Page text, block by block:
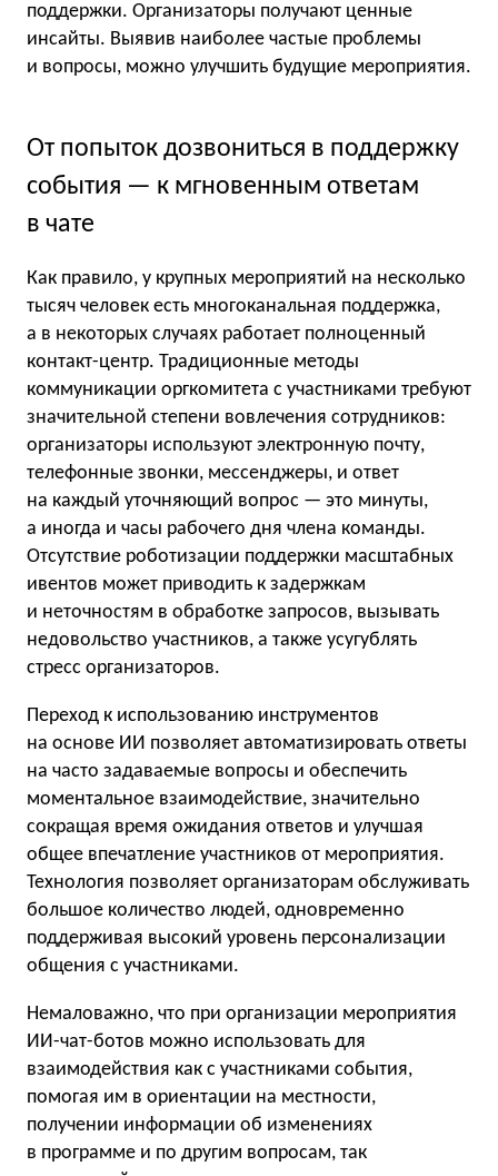
поддержки. Организаторы получают ценные
инсайты. Выявив наиболее частые проблемы
и вопросы, можно улучшить будущие мероприятия.
От попыток дозвониться в поддержку
события — к мгновенным ответам
в чате
Как правило, у крупных мероприятий на несколько
тысяч человек есть многоканальная поддержка,
а в некоторых случаях работает полноценный
контакт-центр. Традиционные методы
коммуникации оргкомитета с участниками требуют
значительной степени вовлечения сотрудников:
организаторы используют электронную почту,
телефонные звонки, мессенджеры, и ответ
на каждый уточняющий вопрос — это минуты,
а иногда и часы рабочего дня члена команды.
Отсутствие роботизации поддержки масштабных
ивентов может приводить к задержкам
и неточностям в обработке запросов, вызывать
недовольство участников, а также усугублять
стресс организаторов.
Переход к использованию инструментов
на основе ИИ позволяет автоматизировать ответы
на часто задаваемые вопросы и обеспечить
моментальное взаимодействие, значительно
сокращая время ожидания ответов и улучшая
общее впечатление участников от мероприятия.
Технология позволяет организаторам обслуживать
большое количество людей, одновременно
поддерживая высокий уровень персонализации
общения с участниками.
Немаловажно, что при организации мероприятия
ИИ-чат-ботов можно использовать для
взаимодействия как с участниками события,
помогая им в ориентации на местности,
получении информации об изменениях
в программе и по другим вопросам, так